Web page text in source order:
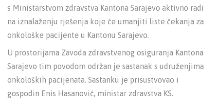
s Ministarstvom zdravstva Kantona Sarajevo aktivno radi
na iznalaženju rješenja koje će umanjiti liste čekanja za
onkološke pacijente u Kantonu Sarajevo.
U prostorijama Zavoda zdravstvenog osiguranja Kantona
Sarajevo tim povodom održan je sastanak s udruženjima
onkoloških pacijenata. Sastanku je prisustvovao i
gospodin Enis Hasanović, ministar zdravstva KS.